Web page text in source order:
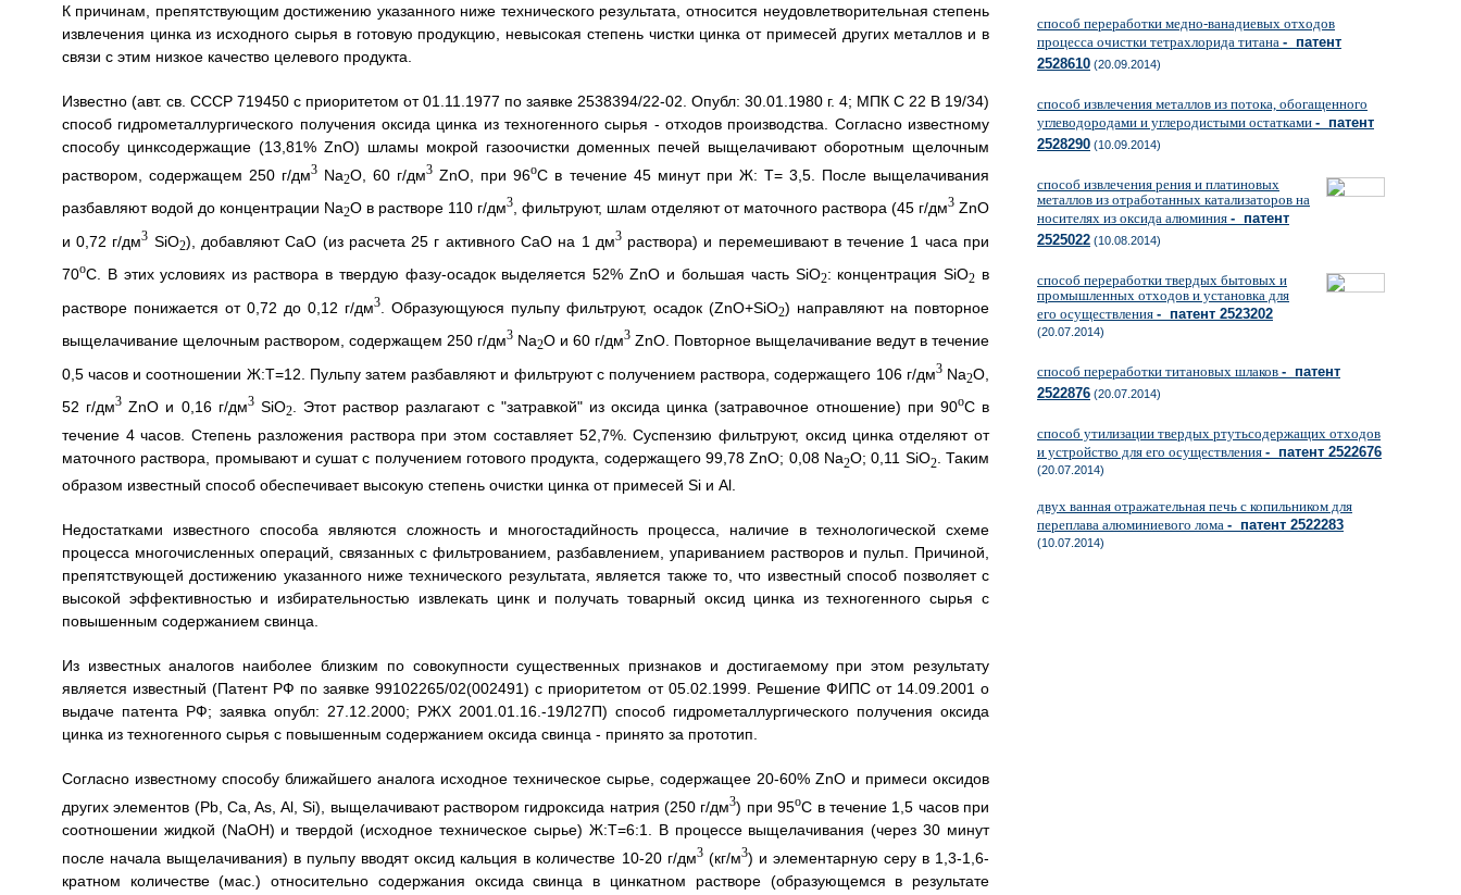
К причинам, препятствующим достижению указанного ниже технического результата, относится неудовлетворительная степень
извлечения цинка из исходного сырья в готовую продукцию, невысокая степень чистки цинка от примесей других металлов и в
связи с этим низкое качество целевого продукта.
Известно (авт. св. СССР 719450 с приоритетом от 01.11.1977 по заявке 2538394/22-02. Опубл: 30.01.1980 г. 4; МПК С 22 В 19/34)
способ гидрометаллургического получения оксида цинка из техногенного сырья - отходов производства. Согласно известному
способу цинксодержащие (13,81% ZnO) шламы мокрой газоочистки доменных печей выщелачивают оборотным щелочным
раствором, содержащем 250 г/дм3 Na2O, 60 г/дм3 ZnO, при 96oС в течение 45 минут при Ж: Т= 3,5. После выщелачивания
разбавляют водой до концентрации Na2O в растворе 110 г/дм3, фильтруют, шлам отделяют от маточного раствора (45 г/дм3 ZnO
и 0,72 г/дм3 SiO2), добавляют СаО (из расчета 25 г активного СаО на 1 дм3раствора) и перемешивают в течение 1 часа при
70oС. В этих условиях из раствора в твердую фазу-осадок выделяется 52% ZnO и большая часть SiO2: концентрация SiO2 в
растворе понижается от 0,72 до 0,12 г/дм3. Образующуюся пульпу фильтруют, осадок (ZnO+SiO2) направляют на повторное
выщелачивание щелочным раствором, содержащем 250 г/дм3Na2O и 60 г/дм3ZnO. Повторное выщелачивание ведут в течение
0,5 часов и соотношении Ж:Т=12. Пульпу затем разбавляют и фильтруют с получением раствора, содержащего 106 г/дм3Na2O,
52 г/дм3 ZnO и 0,16 г/дм3SiO2. Этот раствор разлагают с "затравкой" из оксида цинка (затравочное отношение) при 90oС в
течение 4 часов. Степень разложения раствора при этом составляет 52,7%. Суспензию фильтруют, оксид цинка отделяют от
маточного раствора, промывают и сушат с получением готового продукта, содержащего 99,78 ZnO; 0,08 Na2O; 0,11 SiО2. Таким
образом известный способ обеспечивает высокую степень очистки цинка от примесей Si и Аl.
Недостатками известного способа являются сложность и многостадийность процесса, наличие в технологической схеме
процесса многочисленных операций, связанных с фильтрованием, разбавлением, упариванием растворов и пульп. Причиной,
препятствующей достижению указанного ниже технического результата, является также то, что известный способ позволяет с
высокой эффективностью и избирательностью извлекать цинк и получать товарный оксид цинка из техногенного сырья с
повышенным содержанием свинца.
Из известных аналогов наиболее близким по совокупности существенных признаков и достигаемому при этом результату
является известный (Патент РФ по заявке 99102265/02(002491) с приоритетом от 05.02.1999. Решение ФИПС от 14.09.2001 о
выдаче патента РФ; заявка опубл: 27.12.2000; РЖХ 2001.01.16.-19Л27П) способ гидрометаллургического получения оксида
цинка из техногенного сырья с повышенным содержанием оксида свинца - принято за прототип.
Согласно известному способу ближайшего аналога исходное техническое сырье, содержащее 20-60% ZnO и примеси оксидов
других элементов (Pb, Ca, As, Al, Si), выщелачивают раствором гидроксида натрия (250 г/дм3) при 95oС в течение 1,5 часов при
соотношении жидкой (NaOH) и твердой (исходное техническое сырье) Ж:Т=6:1. В процессе выщелачивания (через 30 минут
после начала выщелачивания) в пульпу вводят оксид кальция в количестве 10-20 г/дм3(кг/м3) и элементарную серу в 1,3-1,6-
кратном количестве (мас.) относительно содержания оксида свинца в цинкатном растворе (образующемся в результате
способ переработки медно-ванадиевых отходов
процесса очистки тетрахлорида титана - патент
2528610 (20.09.2014)
способ извлечения металлов из потока, обогащенного
углеводородами и углеродистыми остатками - патент
2528290 (10.09.2014)
способ извлечения рения и платиновых
металлов из отработанных катализаторов на
носителях из оксида алюминия - патент
2525022 (10.08.2014)
способ переработки твердых бытовых и
промышленных отходов и установка для
его осуществления - патент 2523202
(20.07.2014)
способ переработки титановых шлаков - патент
2522876 (20.07.2014)
способ утилизации твердых ртутьсодержащих отходов
и устройство для его осуществления - патент 2522676
(20.07.2014)
двух ванная отражательная печь с копильником для
переплава алюминиевого лома - патент 2522283
(10.07.2014)